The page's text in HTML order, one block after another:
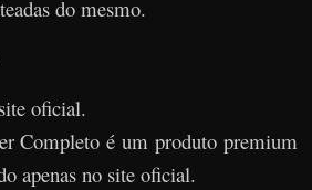
do mesmo.
oficial.
Completo é um produto premium
apenas no site oficial.